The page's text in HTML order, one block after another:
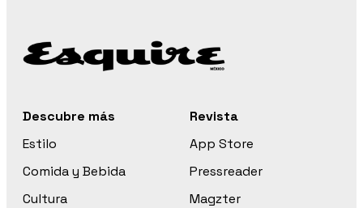
Descubre más
Estilo
Comida y Bebida
Cultura
Revista
App Store
Pressreader
Magzter